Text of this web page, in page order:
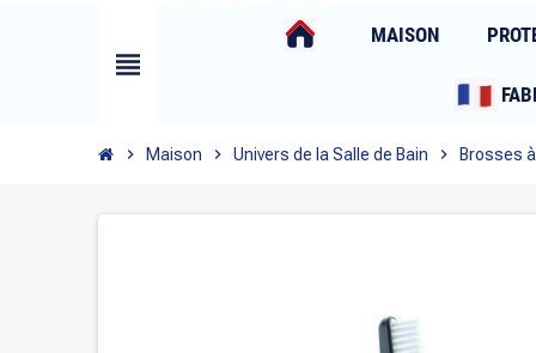
view_headline
MAISON
chevron_right Maison chevron_right Univers de la Salle de Bain chevron_right Brosses